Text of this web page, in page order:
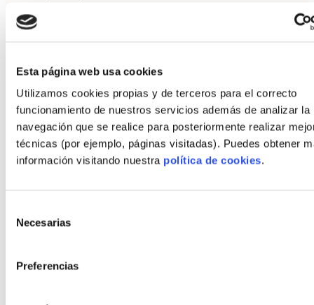
Esta página web usa cookies
Utilizamos cookies propias y de terceros para el correcto
funcionamiento de nuestros servicios además de analizar la
navegación que se realice para posteriormente realizar
técnicas (por ejemplo, páginas visitadas). Puedes obtener
información visitando nuestra política de cookies.
Necesarias
Preferencias
Estudios de caso comparativos:
Autopromotor unifamiliar (madera, 120
m²):
total 7 meses, coste final dentro del
presupuesto, satisfacción alta por confort
industrializado, 12 viviendas):
molestia al vecindario, aceptación positiva